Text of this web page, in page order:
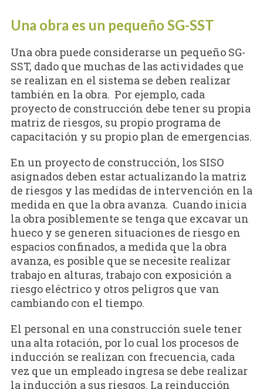
Una obra es un pequeño SG-SST
Una obra puede considerarse un pequeño SG-
SST, dado que muchas de las actividades que
se realizan en el sistema se deben realizar
también en la obra. Por ejemplo, cada
proyecto de construcción debe tener su propia
matriz de riesgos, su propio programa de
capacitación y su propio plan de emergencias.
En un proyecto de construcción, los SISO
asignados deben estar actualizando la matriz
de riesgos y las medidas de intervención en la
medida en que la obra avanza. Cuando inicia
la obra posiblemente se tenga que excavar un
hueco y se generen situaciones de riesgo en
espacios confinados, a medida que la obra
avanza, es posible que se necesite realizar
trabajo en alturas, trabajo con exposición a
riesgo eléctrico y otros peligros que van
cambiando con el tiempo.
El personal en una construcción suele tener
una alta rotación, por lo cual los procesos de
inducción se realizan con frecuencia, cada
vez que un empleado ingresa se debe realizar
la inducción a sus riesgos. La reinducción